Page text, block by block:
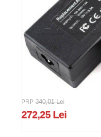
PRP 340,01 Lei
272,25 Lei